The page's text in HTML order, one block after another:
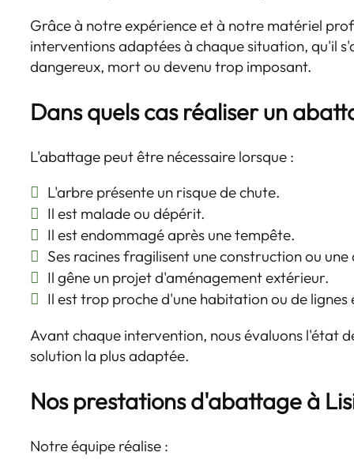
Grâce à notre expérience et à notre matériel
interventions adaptées à chaque situation, qu'il
dangereux, mort ou devenu trop imposant.
Dans quels cas réaliser un
L'abattage peut être nécessaire lorsque :
L'arbre présente un risque de chute.
Il est malade ou dépérit.
Il est endommagé après une tempête.
Ses racines fragilisent une construction ou une
Il gêne un projet d'aménagement extérieur.
Il est trop proche d'une habitation ou de lignes
Avant chaque intervention, nous évaluons l'état
solution la plus adaptée.
Nos prestations d'abattage à
Notre équipe réalise :